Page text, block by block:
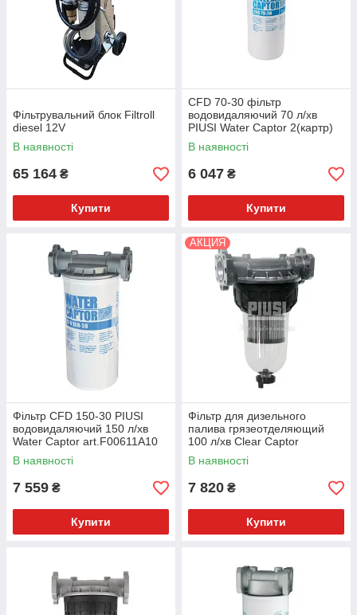
Фільтрувальний блок Filtroll
diesel 12V
В наявності
65 164 ₴
Купити
CFD 70-30 фільтр
водовидаляючий 70 л/хв
PIUSI Water Сaptor 2(картр)
В наявності
6 047 ₴
Купити
Фільтр CFD 150-30 PIUSI
водовидаляючий 150 л/хв
Water Сaptor art.F00611A10
В наявності
7 559 ₴
Купити
АКЦИЯ
Фільтр для дизельного
палива грязеотделяющий
100 л/хв Clear Captor
В наявності
7 820 ₴
Купити